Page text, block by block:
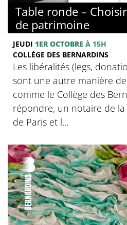
Table ronde –
de patrimoine
JEUDI 1ER OCTOBRE À 15H
COLLÈGE DES BERNARDINS
Les libéralités (legs,
sont une autre manière
comme le Collège des
répondre, un notaire de
de Paris et l...